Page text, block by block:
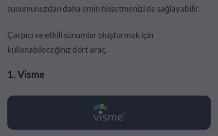
sunumunuzdan daha emin hissetmenizi de sağlayabilir.
Çarpıcı ve etkili sunumlar oluşturmak için
kullanabileceğiniz dört araç.
1. Visme